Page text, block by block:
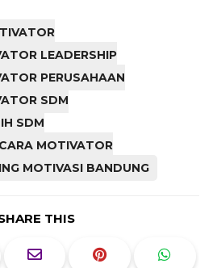
LEADERSHIP
PERUSAHAAN
SDM
SDM
MOTIVATOR
MOTIVASI BANDUNG
THIS